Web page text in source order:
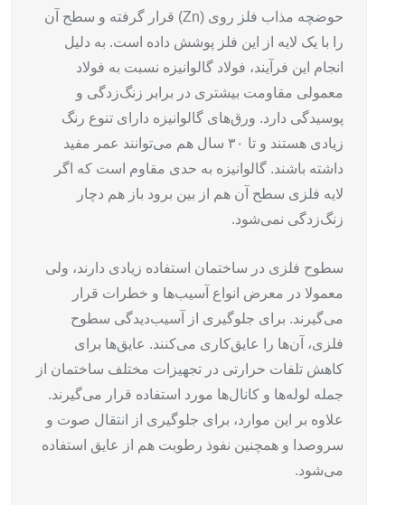
حوضچه‌ مذاب فلز روی (Zn) قرار گرفته و سطح آن
را با یک لایه از این فلز پوشش داده است. به دلیل
انجام این فرآیند، فولاد گالوانیزه نسبت به فولاد
معمولی مقاومت بیشتری در برابر زنگ‌زدگی و
پوسیدگی دارد. ورق‌‌های گالوانیزه دارای تنوع رنگ
زیادی هستند و تا ۳۰ سال هم می‌توانند عمر مفید
داشته باشند. گالوانیزه به حدی مقاوم است که اگر
لایه فلزی سطح آن هم از بین برود باز هم دچار
زنگ‌زدگی نمی‌شود.
سطوح فلزی در ساختمان استفاده‌ زیادی دارند، ولی
معمولا در معرض انواع آسیب‌ها و خطرات قرار
می‌گیرند. برای جلوگیری از آسیب‌دیدگی سطوح
فلزی، آن‌ها را عایق‌کاری می‌کنند. عایق‌ها برای
کاهش تلفات حرارتی در تجهیزات مختلف ساختمان از
جمله لوله‌ها و کانال‌ها مورد استفاده قرار می‌گیرند.
علاوه بر این موارد، برای جلوگیری از انتقال صوت و
سروصدا و همچنین نفوذ رطوبت هم از عایق استفاده
می‌شود.